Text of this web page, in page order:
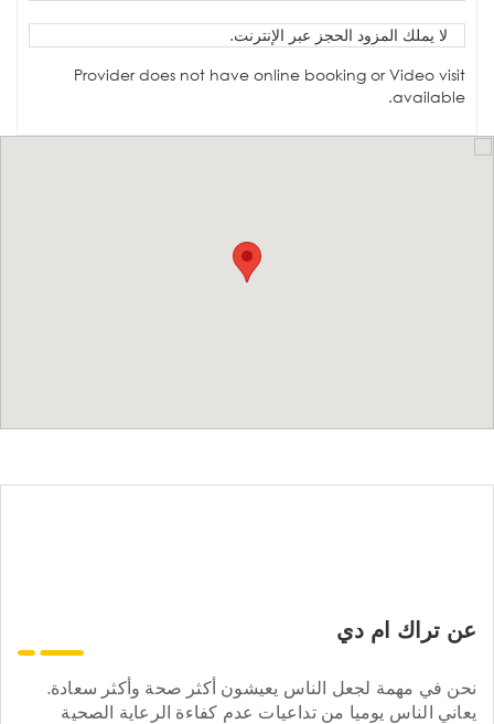
لا يملك المزود الحجز عبر الإنترنت.
Provider does not have online booking or Video visit
available.
عن تراك ام دي
نحن في مهمة لجعل الناس يعيشون أكثر صحة وأكثر سعادة.
يعاني الناس يوميا من تداعيات عدم كفاءة الرعاية الصحية